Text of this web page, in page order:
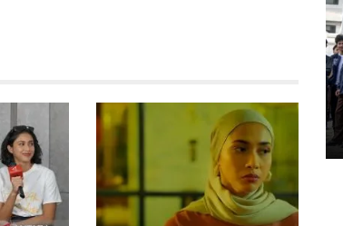
ANTARA Biro DIY
03 August 2026 17:24 WIB